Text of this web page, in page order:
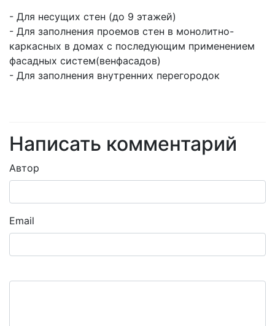
- Для несущих стен (до 9 этажей)
- Для заполнения проемов стен в монолитно-
каркасных в домах с последующим применением
фасадных систем(венфасадов)
- Для заполнения внутренних перегородок
Написать комментарий
Автор
Email